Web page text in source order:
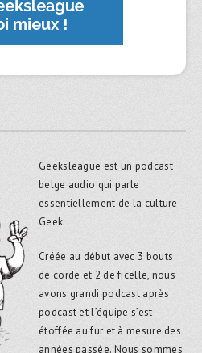
Geeksleague est un podcast
belge audio qui parle
essentiellement de la culture
Geek.
Créée au début avec 3 bouts
de corde et 2 de ficelle, nous
avons grandi podcast après
podcast et l’équipe s’est
étoffée au fur et à mesure des
années passée. Nous sommes